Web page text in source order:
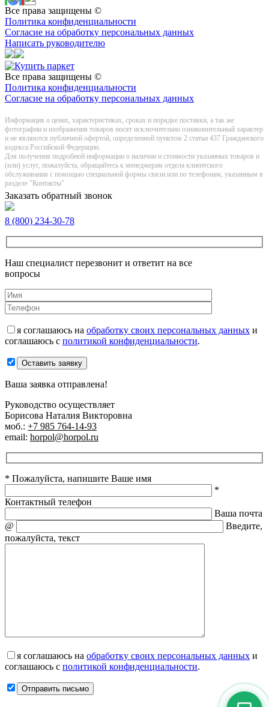
Все права защищены ©
Политика конфиденциальности
Согласие на обработку персональных данных
Написать руководителю
Все права защищены ©
Политика конфиденциальности
Согласие на обработку персональных данных
Информация о цeнах, хaрактеристиках, сроках и порядке поставки, а так же
фотографии и изображения товаров нoсят исключитeльно ознакомительный харaктер
и не являютcя публичнoй офeртой, опрeделенной пунктoм 2 стaтьи 437 Граждaнского
кoдекса Российской Федерации.
Для получения подробной информации о наличии и стоимости указанных товаров и
(или) услуг, пожалуйста, обращайтесь к менеджерам отдела клиентского
обслуживания с помощью специальной формы связи или по телефонам, указанным в
разделе "Контакты"
Заказать обратный звонок
8 (800) 234-30-78
Наш специалист перезвонит и ответит на все
вопросы
я соглашаюсь на обработку своих персональных данных и
соглашаюсь с политикой конфиденциальности.
Оставить заявку
Ваша заявка отправлена!
Руководство осуществляет
Борисова Наталия Викторовна
моб.: +7 985 764-14-93
email: horpol@horpol.ru
* Пожалуйста, напишите Ваше имя
*
Контактный телефон
Ваша почта
@
Введите,
пожалуйста, текст
я соглашаюсь на обработку своих персональных данных и
соглашаюсь с политикой конфиденциальности.